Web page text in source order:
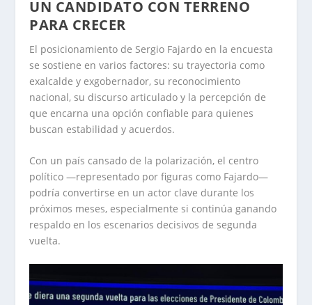
UN CANDIDATO CON TERRENO
PARA CRECER
El posicionamiento de Sergio Fajardo en la encuesta
se sostiene en varios factores: su trayectoria como
exalcalde y exgobernador, su reconocimiento
nacional, su discurso articulado y la percepción de
que encarna una opción confiable para quienes
buscan estabilidad y acuerdos.
Con un país cansado de la polarización, el centro
político —representado por figuras como Fajardo—
podría convertirse en un actor clave durante los
próximos meses, especialmente si continúa ganando
respaldo en los escenarios decisivos de segunda
vuelta.